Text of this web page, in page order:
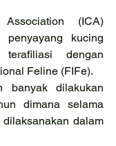
(ICA)
penyayang kucing
dengan
Feline (FIFe).
banyak dilakukan
dimana selama
dalam